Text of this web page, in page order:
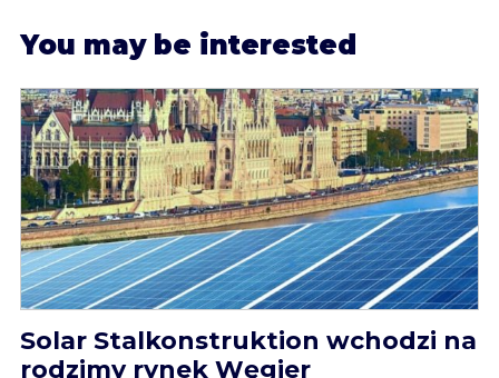
You may be interested
Solar Stalkonstruktion wchodzi na
rodzimy rynek Węgier